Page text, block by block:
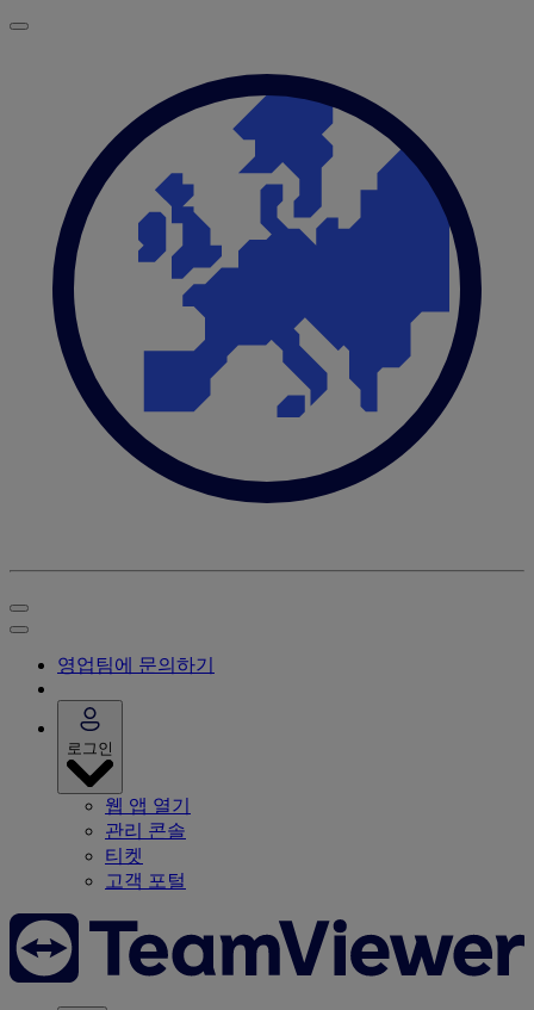
영업팀에 문의하기
로그인
웹 앱 열기
관리 콘솔
티켓
고객 포털